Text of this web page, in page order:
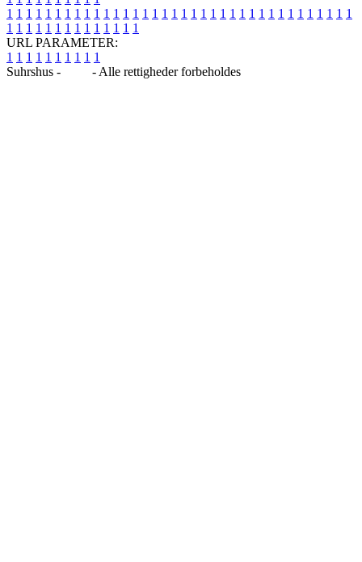
1 1 1 1 1 1 1 1 1 1 1 1 1 1 1 1 1 1 1 1 1 1 1 1 1 1 1 1 1 1 1 1 1 1 1 1
1 1 1 1 1 1 1 1 1 1 1 1 1 1
URL PARAMETER:
1 1 1 1 1 1 1 1 1 1
Suhrshus -
- Alle rettigheder forbeholdes